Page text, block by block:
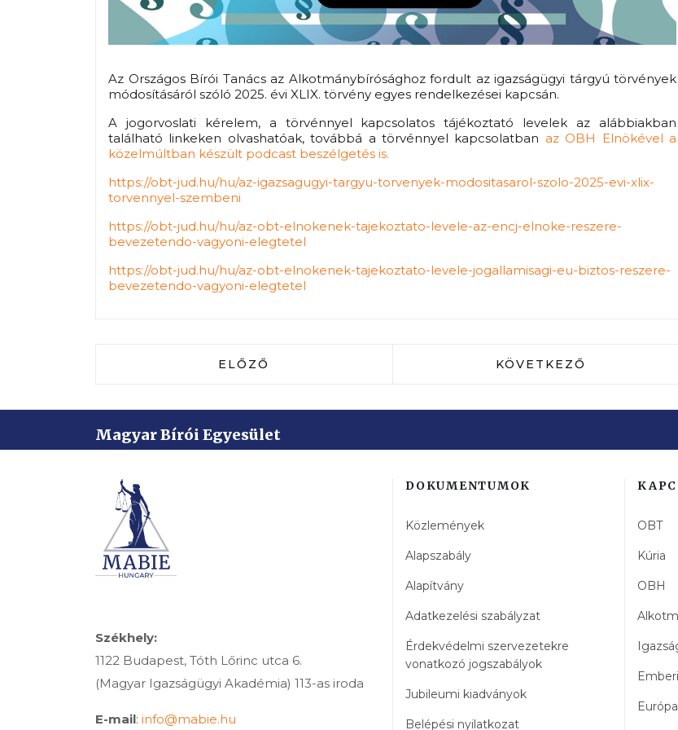
Az Országos Bírói Tanács az Alkotmánybírósághoz fordult az igazságügyi tárgyú törvények
módosításáról szóló 2025. évi XLIX. törvény egyes rendelkezései kapcsán.
A jogorvoslati kérelem, a törvénnyel kapcsolatos tájékoztató levelek az alábbiakban
található linkeken olvashatóak, továbbá a törvénnyel kapcsolatban az OBH Elnökével a
közelmúltban készült podcast beszélgetés is.
https://obt-jud.hu/hu/az-igazsagugyi-targyu-torvenyek-modositasarol-szolo-2025-evi-xlix-
torvennyel-szembeni
https://obt-jud.hu/hu/az-obt-elnokenek-tajekoztato-levele-az-encj-elnoke-reszere-
bevezetendo-vagyoni-elegtetel
https://obt-jud.hu/hu/az-obt-elnokenek-tajekoztato-levele-jogallamisagi-eu-biztos-reszere-
bevezetendo-vagyoni-elegtetel
ELŐZŐ CIKK: REGIONÁLIS SPORTNAP
ELŐZŐ KÖVETKEZŐ CIKK:
KÖVETKEZŐ
Magyar Bírói Egyesület
Székhely:
1122 Budapest, Tóth Lőrinc utca 6.
(Magyar Igazságügyi Akadémia) 113-as iroda
E-mail: info@mabie.hu
DOKUMENTUMOK
Közlemények
Alapszabály
Alapítvány
Adatkezelési szabályzat
Érdekvédelmi szervezetekre
vonatkozó jogszabályok
Jubileumi kiadványok
Belépési nyilatkozat
OBT
Kúria
OBH